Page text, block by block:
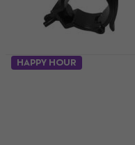
HAPPY HOUR